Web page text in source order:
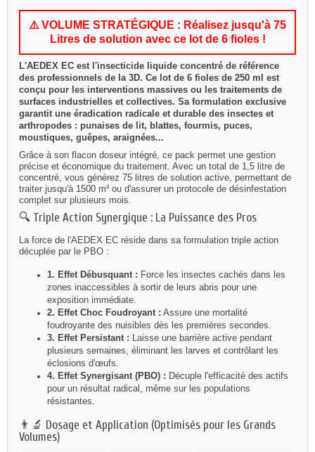
⚠️ VOLUME STRATÉGIQUE : Réalisez jusqu'à 75
Litres de solution avec ce lot de 6 fioles !
L'AEDEX EC est l'insecticide liquide concentré de référence
des professionnels de la 3D. Ce lot de 6 fioles de 250 ml est
conçu pour les interventions massives ou les traitements de
surfaces industrielles et collectives. Sa formulation exclusive
garantit une éradication radicale et durable des insectes et
arthropodes : punaises de lit, blattes, fourmis, puces,
moustiques, guêpes, araignées...
Grâce à son flacon doseur intégré, ce pack permet une gestion
précise et économique du traitement. Avec un total de 1,5 litre de
concentré, vous générez 75 litres de solution active, permettant de
traiter jusqu'à 1500 m² ou d'assurer un protocole de désinfestation
complet sur plusieurs mois.
🔍 Triple Action Synergique : La Puissance des Pros
La force de l'AEDEX EC réside dans sa formulation triple action
décuplée par le PBO :
1. Effet Débusquant : Force les insectes cachés dans les
zones inaccessibles à sortir de leurs abris pour une
exposition immédiate.
2. Effet Choc Foudroyant : Assure une mortalité
foudroyante des nuisibles dès les premières secondes.
3. Effet Persistant : Laisse une barrière active pendant
plusieurs semaines, éliminant les larves et contrôlant les
éclosions d'œufs.
4. Effet Synergisant (PBO) : Décuple l'efficacité des actifs
pour un résultat radical, même sur les populations
résistantes.
👨‍🔬 Dosage et Application (Optimisés pour les Grands
Volumes)